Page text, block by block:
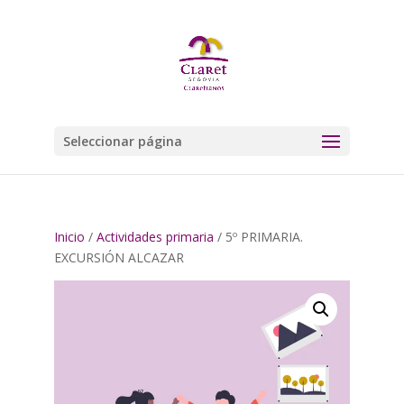
Seleccionar página
Inicio / Actividades primaria / 5º PRIMARIA.
EXCURSIÓN ALCAZAR